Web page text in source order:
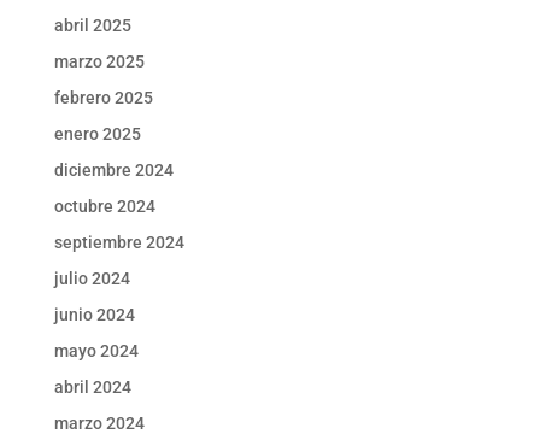
abril 2025
marzo 2025
febrero 2025
enero 2025
diciembre 2024
octubre 2024
septiembre 2024
julio 2024
junio 2024
mayo 2024
abril 2024
marzo 2024